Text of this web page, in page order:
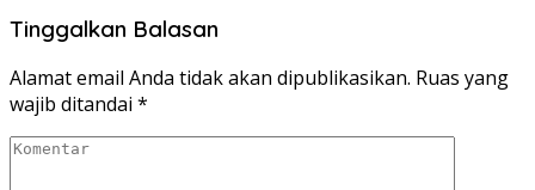
Twitter(Membuka
di
jendela
baru)
Facebook(Membuka
di
baru)
Tinggalkan Balasan
Alamat email Anda tidak akan dipublikasikan. Ruas yang
wajib ditandai *